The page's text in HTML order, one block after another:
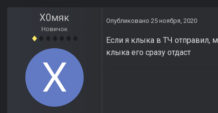
Х0мяк
Новичок
Опубликовано 25 ноября, 2020
Если я клыка в ТЧ отправил,
клыка его сразу отдаст